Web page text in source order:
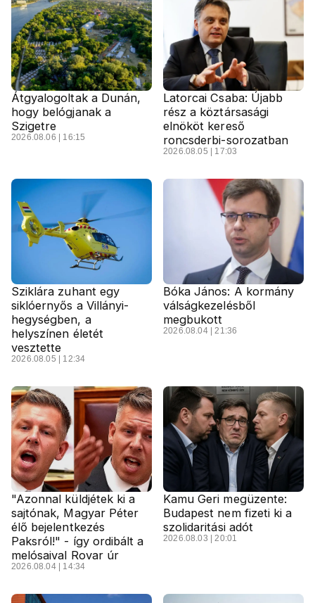
Átgyalogoltak a Dunán,
hogy belógjanak a
Szigetre
2026.08.06 | 16:15
Latorcai Csaba: Újabb
rész a köztársasági
elnököt kereső
roncsderbi-sorozatban
2026.08.05 | 17:03
Sziklára zuhant egy
siklóernyős a Villányi-
hegységben, a
helyszínen életét
vesztette
2026.08.05 | 12:34
Bóka János: A kormány
válságkezelésből
megbukott
2026.08.04 | 21:36
"Azonnal küldjétek ki a
sajtónak, Magyar Péter
élő bejelentkezés
Paksról!" - így ordibált a
melósaival Rovar úr
2026.08.04 | 14:34
Kamu Geri megüzente:
Budapest nem fizeti ki a
szolidaritási adót
2026.08.03 | 20:01